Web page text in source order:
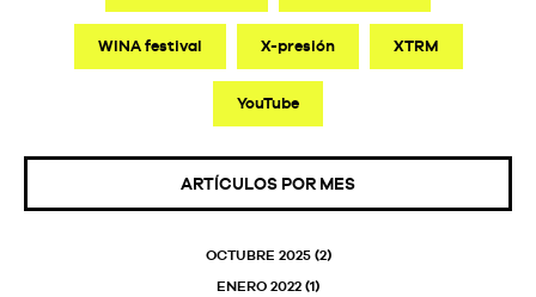
WINA festival X-presión XTRM
YouTube
ARTÍCULOS POR MES
OCTUBRE 2025(2)
ENERO 2022 (1)